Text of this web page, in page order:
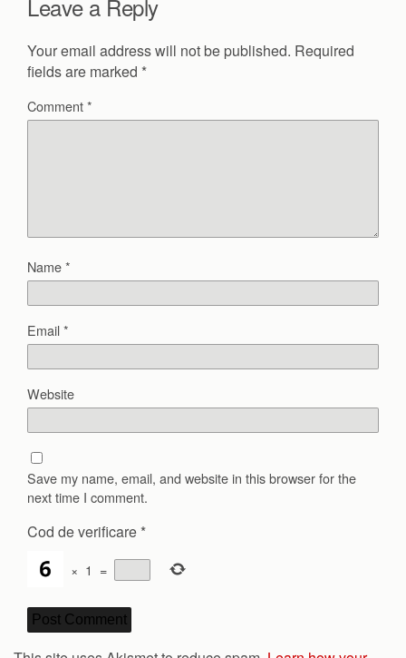
Leave a Reply
Your email address will not be published. Required
fields are marked *
Comment*
Name*
Email*
Website
Save my name, email, and website in this browser for the
next time I comment.
Cod de verificare *
× 1 =